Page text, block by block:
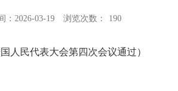
：2026-03-19 浏览次数： 190
人民代表大会第四次会议通过）